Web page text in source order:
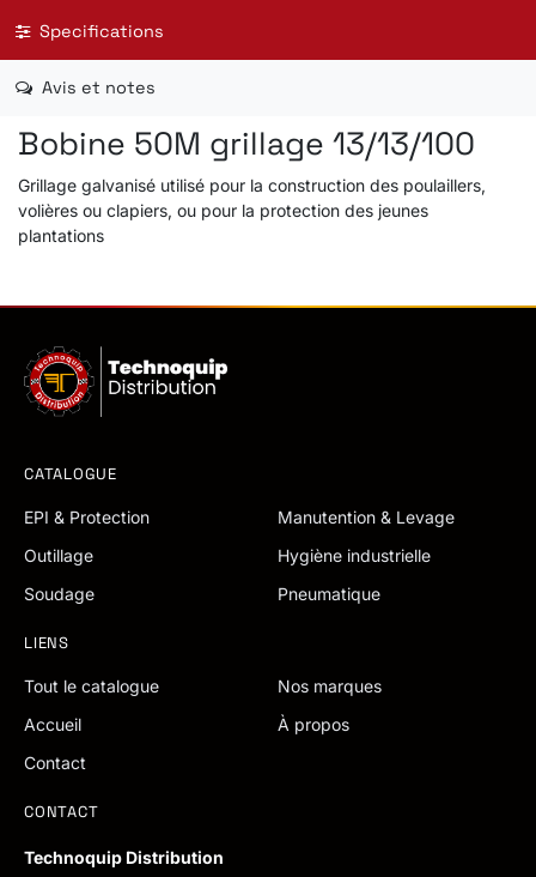
Specifications
Avis et notes
Bobine 50M grillage 13/13/100
Grillage galvanisé utilisé pour la construction des poulaillers,
volières ou clapiers, ou pour la protection des jeunes
plantations
CATALOGUE
EPI & Protection
Manutention & Levage
Outillage
Hygiène industrielle
Soudage
Pneumatique
LIENS
Tout le catalogue
Nos marques
Accueil
À propos
Contact
CONTACT
Technoquip Distribution